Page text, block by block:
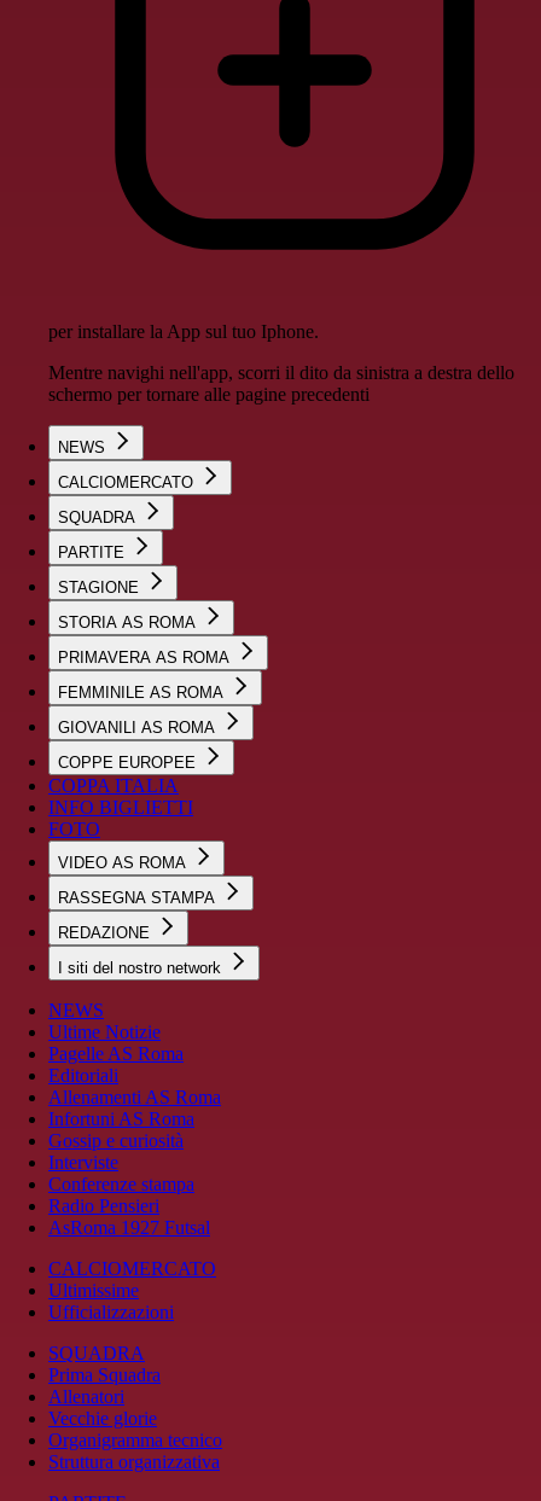
per installare la App sul tuo Iphone.
Mentre navighi nell'app, scorri il dito da sinistra a destra dello
schermo per tornare alle pagine precedenti
NEWS
CALCIOMERCATO
SQUADRA
PARTITE
STAGIONE
STORIA AS ROMA
PRIMAVERA AS ROMA
FEMMINILE AS ROMA
GIOVANILI AS ROMA
COPPE EUROPEE
COPPA ITALIA
INFO BIGLIETTI
FOTO
VIDEO AS ROMA
RASSEGNA STAMPA
REDAZIONE
I siti del nostro network
NEWS
Ultime Notizie
Pagelle AS Roma
Editoriali
Allenamenti AS Roma
Infortuni AS Roma
Gossip e curiosità
Interviste
Conferenze stampa
Radio Pensieri
AsRoma 1927 Futsal
CALCIOMERCATO
Ultimissime
Ufficializzazioni
SQUADRA
Prima Squadra
Allenatori
Vecchie glorie
Organigramma tecnico
Struttura organizzativa